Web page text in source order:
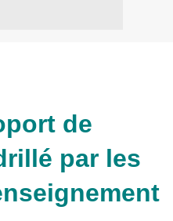
de
par les